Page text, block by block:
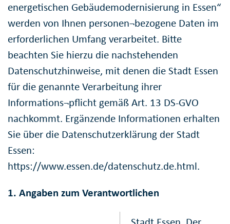
energetischen Gebäudemodernisierung in Essen“
werden von Ihnen personen¬bezogene Daten im
erforderlichen Umfang verarbeitet. Bitte
beachten Sie hierzu die nachstehenden
Datenschutzhinweise, mit denen die Stadt Essen
für die genannte Verarbeitung ihrer
Informations¬pflicht gemäß Art. 13 DS-GVO
nachkommt. Ergänzende Informationen erhalten
Sie über die Datenschutzerklärung der Stadt
Essen:
https://www.essen.de/datenschutz.de.html.
1. Angaben zum Verantwortlichen